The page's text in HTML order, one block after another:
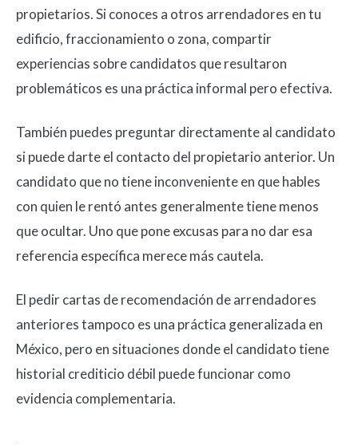
propietarios. Si conoces a otros arrendadores en tu
edificio, fraccionamiento o zona, compartir
experiencias sobre candidatos que resultaron
problemáticos es una práctica informal pero efectiva.
También puedes preguntar directamente al candidato
si puede darte el contacto del propietario anterior. Un
candidato que no tiene inconveniente en que hables
con quien le rentó antes generalmente tiene menos
que ocultar. Uno que pone excusas para no dar esa
referencia específica merece más cautela.
El pedir cartas de recomendación de arrendadores
anteriores tampoco es una práctica generalizada en
México, pero en situaciones donde el candidato tiene
historial crediticio débil puede funcionar como
evidencia complementaria.